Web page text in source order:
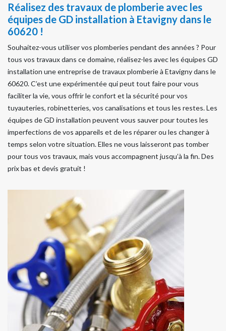
Réalisez des travaux de plomberie avec les
équipes de GD installation à Etavigny dans le
60620 !
Souhaitez-vous utiliser vos plomberies pendant des années ? Pour
tous vos travaux dans ce domaine, réalisez-les avec les équipes GD
installation une entreprise de travaux plomberie à Etavigny dans le
60620. C’est une expérimentée qui peut tout faire pour vous
faciliter la vie, vous offrir le confort et la sécurité pour vos
tuyauteries, robinetteries, vos canalisations et tous les restes. Les
équipes de GD installation peuvent vous sauver pour toutes les
imperfections de vos appareils et de les réparer ou les changer à
temps selon votre situation. Elles ne vous laisseront pas tomber
pour tous vos travaux, mais vous accompagnent jusqu’à la fin. Des
prix bas et devis gratuit !